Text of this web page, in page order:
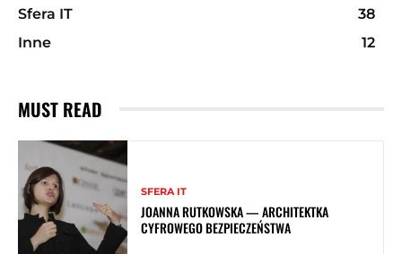
Sfera IT
38
Inne
12
MUST READ
SFERA IT
JOANNA RUTKOWSKA — ARCHITEKTKA
CYFROWEGO BEZPIECZEŃSTWA